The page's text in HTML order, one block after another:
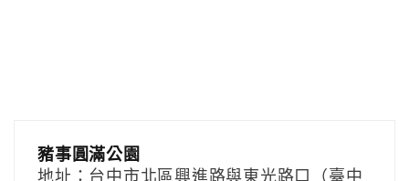
豬事圓滿公園
地址：台中市北區興進路與東光路口（臺中